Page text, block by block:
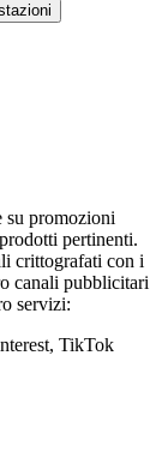
su promozioni
pertinenti.
crittografati con i
canali pubblicitari
servizi:
TikTok